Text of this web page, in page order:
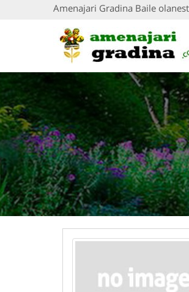
Amenajari Gradina Baile